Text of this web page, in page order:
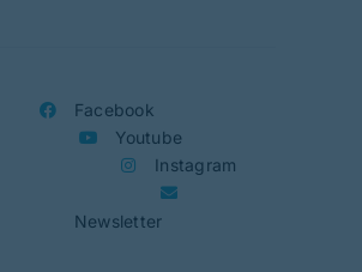
Facebook
Youtube
Instagram
Newsletter